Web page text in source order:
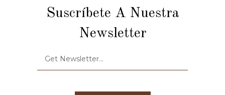
Suscríbete A Nuestra
Newsletter